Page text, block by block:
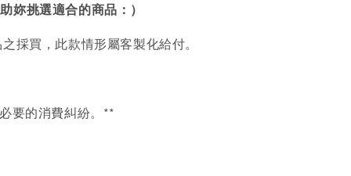
妳挑選適合的商品：）
採買，此款情形屬客製化給付。
要的消費糾紛。**